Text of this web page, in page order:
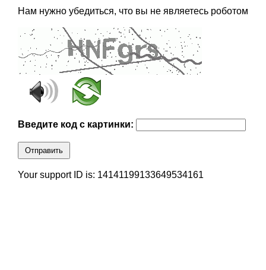
Нам нужно убедиться, что вы не являетесь роботом
Введите код с картинки:
Отправить
Your support ID is: 14141199133649534161